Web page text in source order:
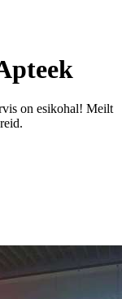
on esikohal! Meilt